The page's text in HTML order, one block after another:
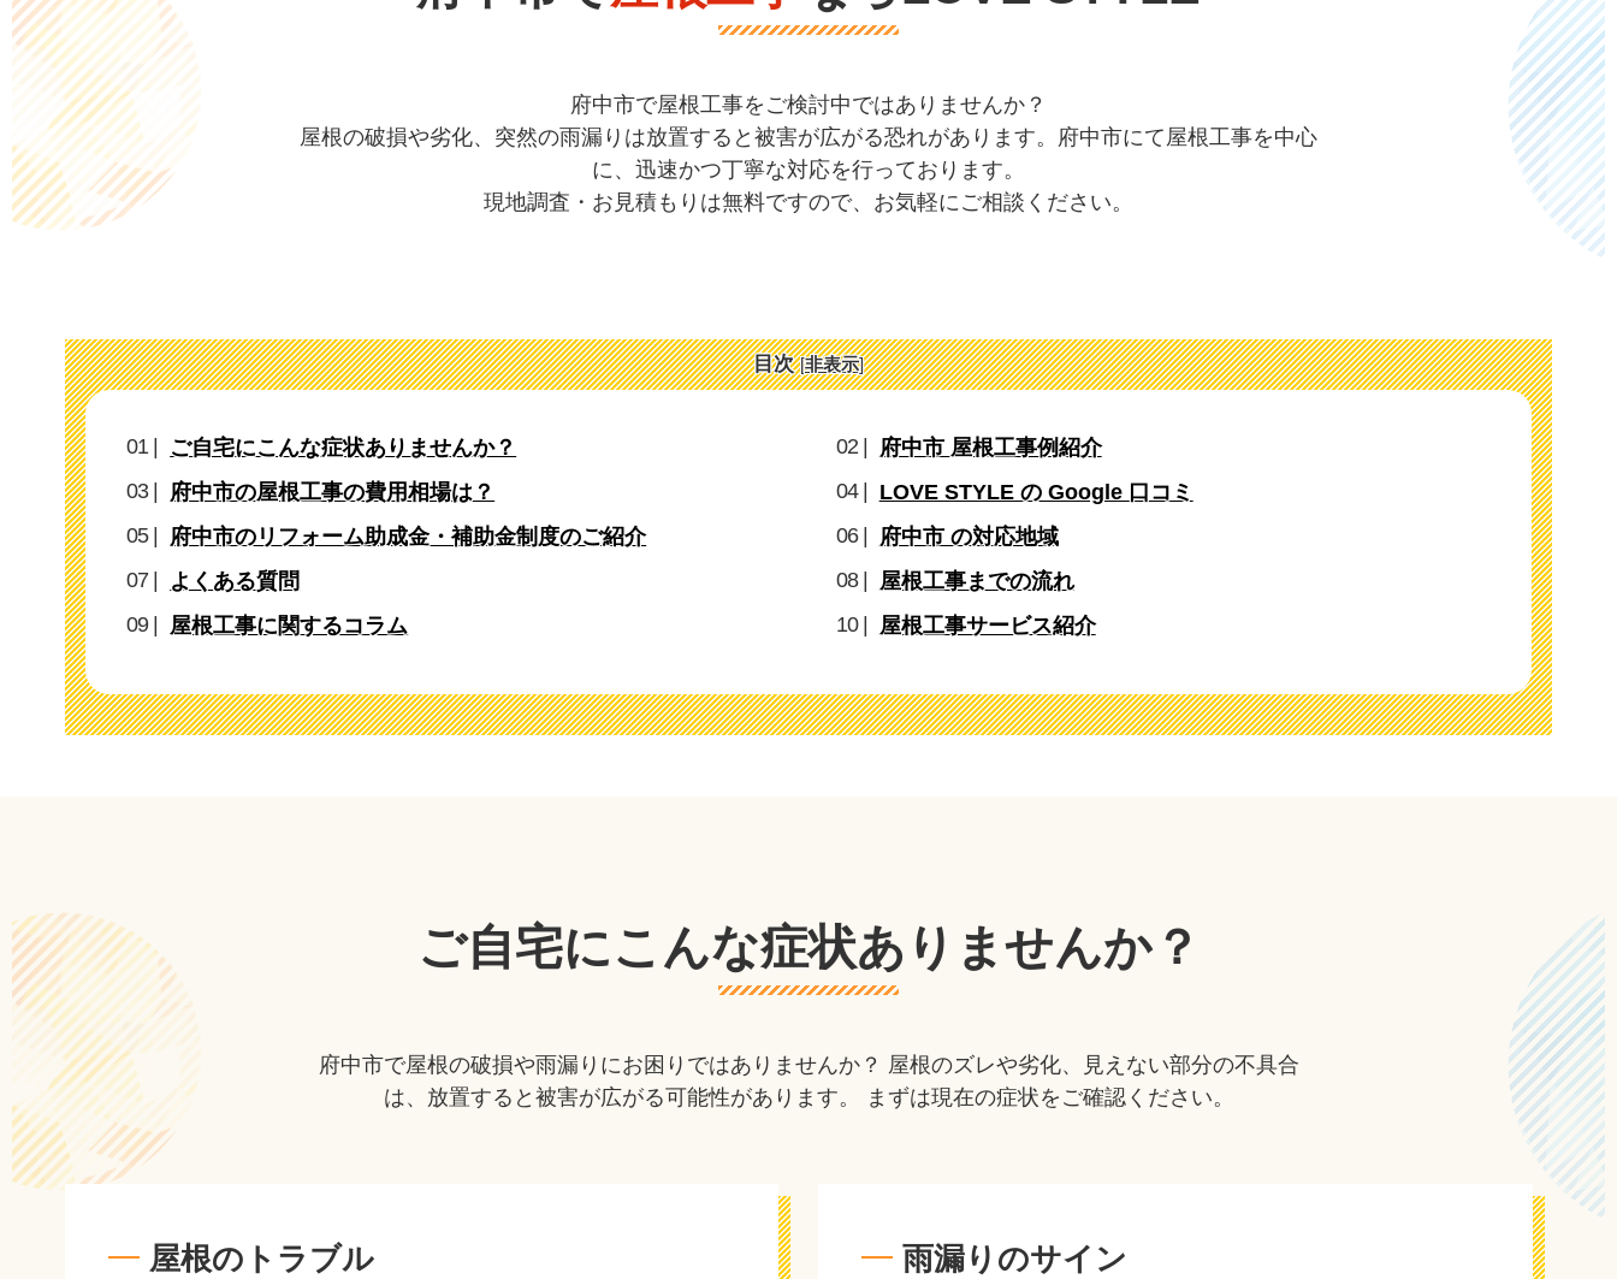
府中市で屋根工事をご検討中ではありませんか？
屋根の破損や劣化、突然の雨漏りは放置すると被害が広がる恐れがあります。府中市にて屋根工事を中心
に、迅速かつ丁寧な対応を行っております。
現地調査・お見積もりは無料ですので、お気軽にご相談ください。
目次 [非表示]
ご自宅にこんな症状ありませんか？
府中市 屋根工事例紹介
府中市の屋根工事の費用相場は？
LOVE STYLE の Google 口コミ
府中市のリフォーム助成金・補助金制度のご紹介
府中市 の対応地域
よくある質問
屋根工事までの流れ
屋根工事に関するコラム
屋根工事サービス紹介
ご自宅にこんな症状ありませんか？
府中市で屋根の破損や雨漏りにお困りではありませんか？ 屋根のズレや劣化、見えない部分の不具合
は、放置すると被害が広がる可能性があります。 まずは現在の症状をご確認ください。
屋根のトラブル 雨漏りのサイン